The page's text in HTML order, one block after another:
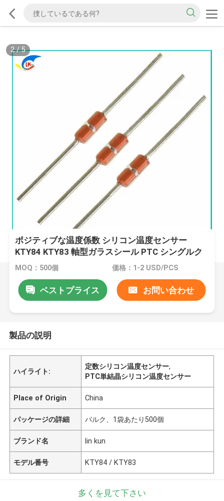
2/5
ポジティブな温度係数 シリコン温度センサー
KTY84 KTY83 軸型ガラスシール PTC シングルク
リスタル
MOQ：500個 価格：1-2 USD/PCS
ベストプライス お問い合わせ
製品の説明
ハイライト:
定数シリコン温度センサー,
PTC単結晶シリコン温度センサー
Place of Origin China
パッケージの詳細 バルク、1袋あたり500個
ブランド名 lin kun
モデル番号 KTY84 / KTY83
多くを見て下さい